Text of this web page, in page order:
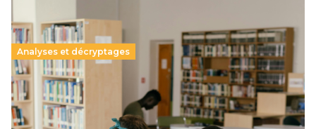
Analyses et décryptages
Supérieur privé : une dérive qui met à mal la
promesse républicaine
11 juillet 2026-